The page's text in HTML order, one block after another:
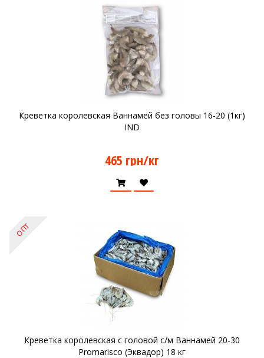
Креветка королевская Ваннамей без головы 16-20 (1кг)
IND
465 грн/кг
ОПТ
Креветка королевская с головой с/м Ваннамей 20-30
Promarisco (Эквадор) 18 кг